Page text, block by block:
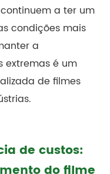
a ter um
condições mais
a
extremas é um
de filmes
de custos: